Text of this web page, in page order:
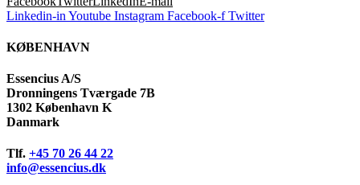
Linkedin-in Youtube Instagram Facebook-f Twitter
KØBENHAVN
Essencius A/S
Dronningens Tværgade 7B
1302 København K
Danmark
Tlf. +45 70 26 44 22
info@essencius.dk